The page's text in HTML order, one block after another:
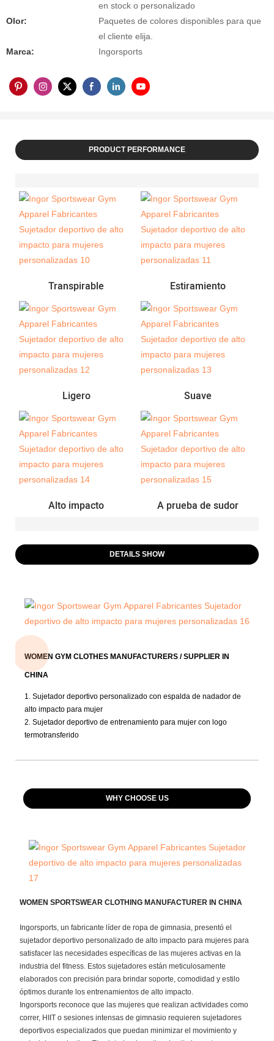
en stock o personalizado
Olor:
Paquetes de colores disponibles para que
el cliente elija.
Marca:
Ingorsports
PRODUCT PERFORMANCE
Transpirable Estiramiento
Ligero Suave
Alto impacto A prueba de sudor
DETAILS SHOW
WOMEN GYM CLOTHES MANUFACTURERS / SUPPLIER IN
CHINA
1. Sujetador deportivo personalizado con espalda de nadador de
alto impacto para mujer
2. Sujetador deportivo de entrenamiento para mujer con logo
termotransferido
WHY CHOOSE US
WOMEN SPORTSWEAR CLOTHING MANUFACTURER IN CHINA
Ingorsports, un fabricante líder de ropa de gimnasia, presentó el
sujetador deportivo personalizado de alto impacto para mujeres para
satisfacer las necesidades específicas de las mujeres activas en la
industria del fitness. Estos sujetadores están meticulosamente
elaborados con precisión para brindar soporte, comodidad y estilo
óptimos durante los entrenamientos de alto impacto.
Ingorsports reconoce que las mujeres que realizan actividades como
correr, HIIT o sesiones intensas de gimnasio requieren sujetadores
deportivos especializados que puedan minimizar el movimiento y